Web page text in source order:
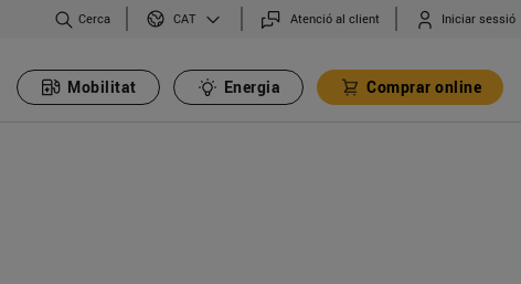
Cerca CAT Atenció al client Iniciar sessió
Mobilitat Energia Comprar online